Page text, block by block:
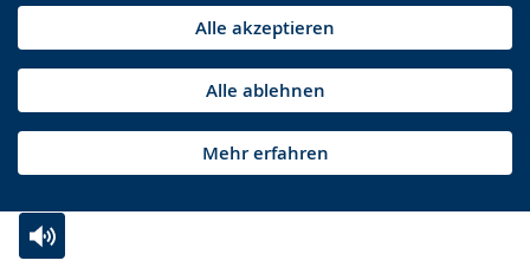
Alle akzeptieren
Alle ablehnen
Mehr erfahren